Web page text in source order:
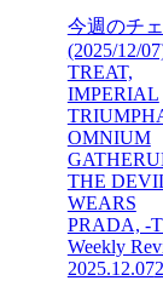
今週のチ
(2025/12/
TREAT,
IMPERIAL
OMNIUM
THE
WEARS
PRADA, -
Weekly
2025.12.07